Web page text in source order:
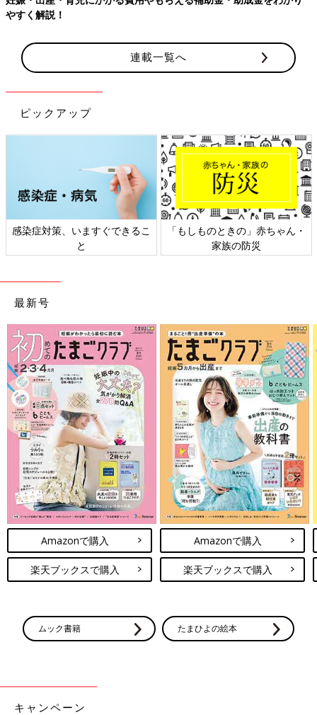
やすく解説！
連載一覧へ
ピックアップ
感染症対策、いますぐできるこ
と
「もしものときの」赤ちゃん・
家族の防災
最新号
Amazonで購入
楽天ブックスで購入
Amazonで購入
楽天ブックスで購入
ムック書籍 たまひよの絵本
キャンペーン